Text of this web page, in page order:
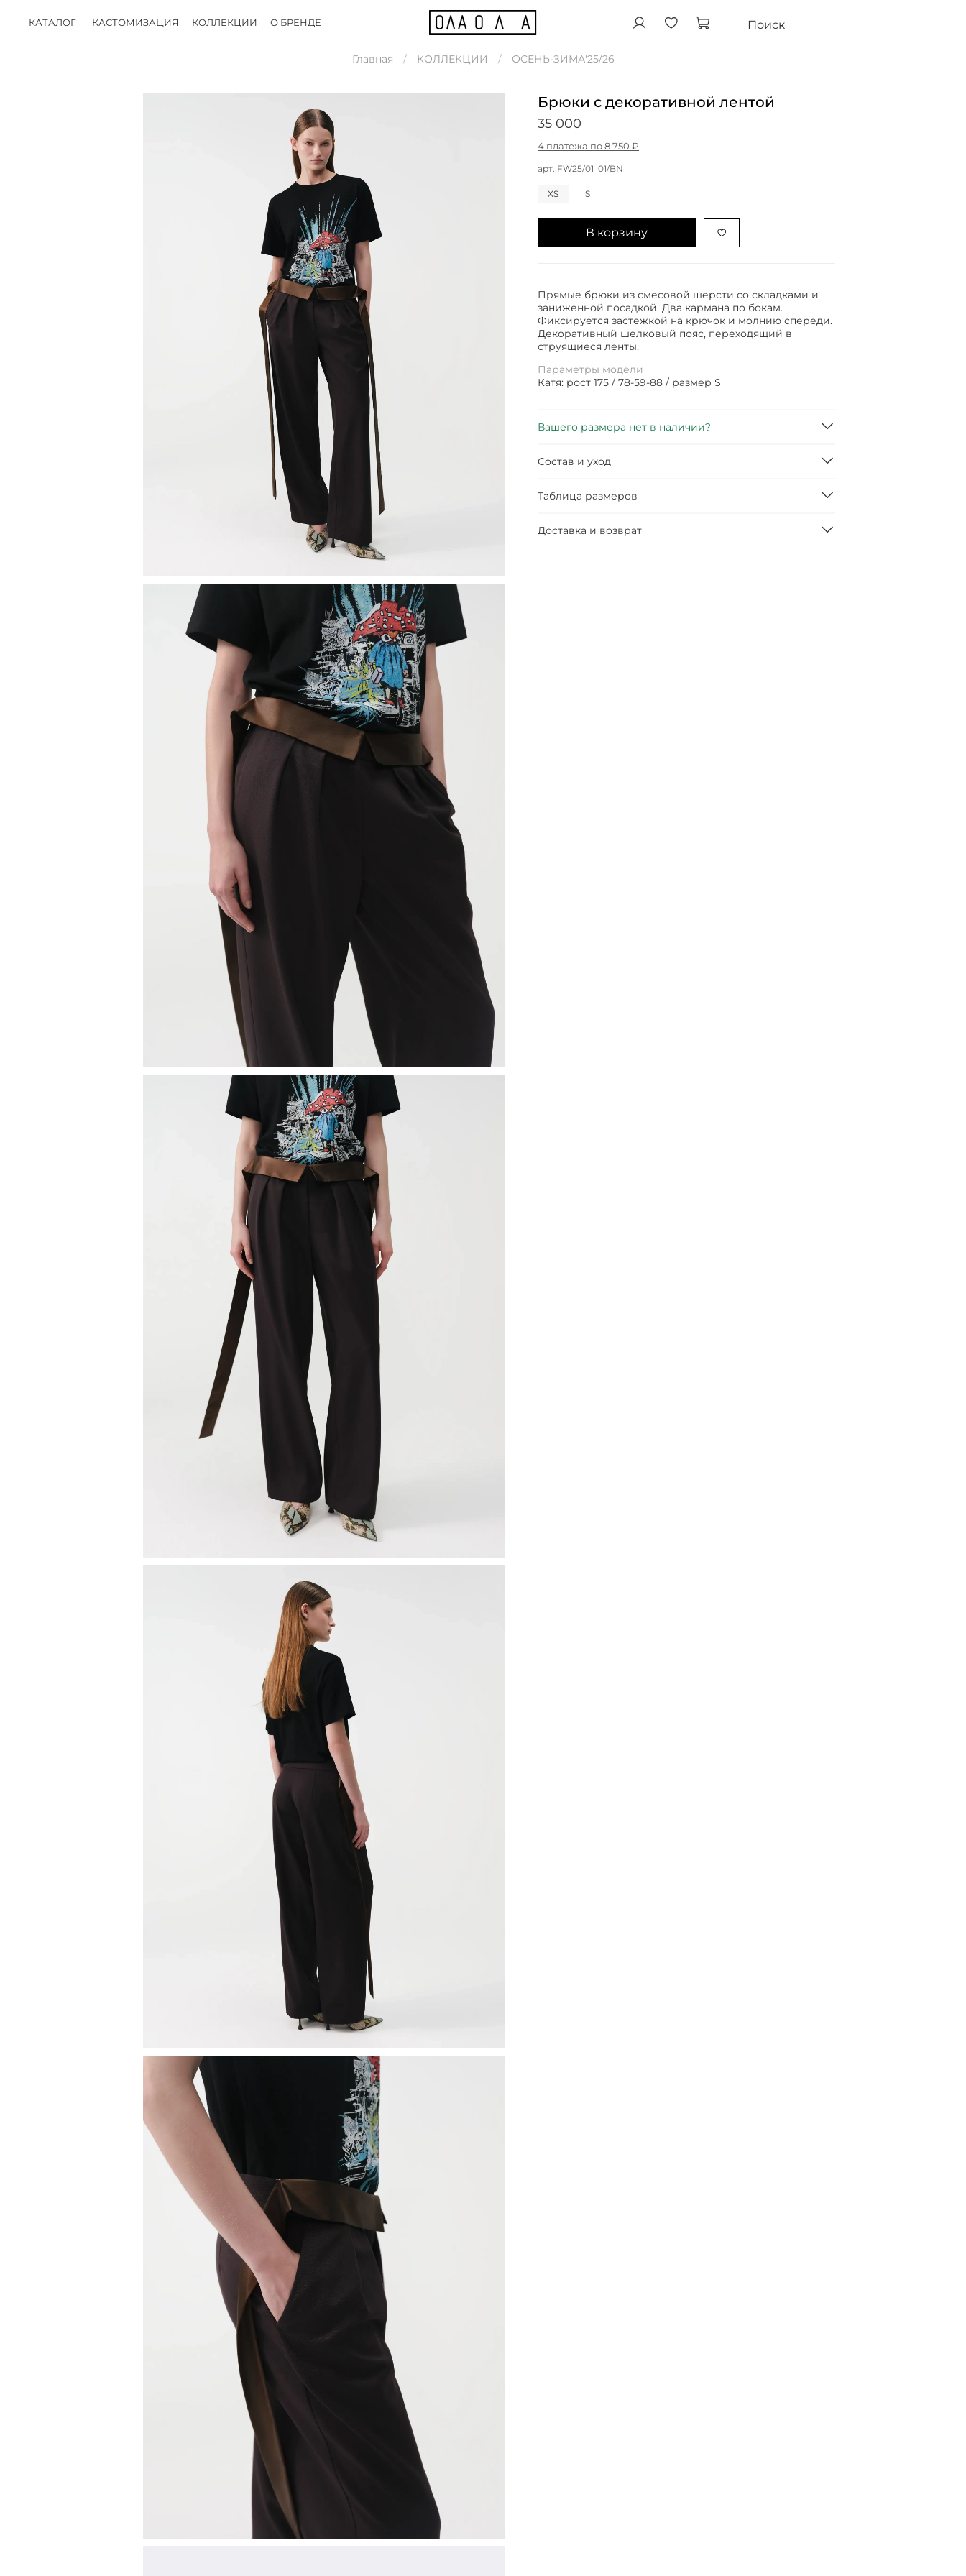
КАТАЛОГ КАСТОМИЗАЦИЯ КОЛЛЕКЦИИ О БРЕНДЕ
Главная КОЛЛЕКЦИИ ОСЕНЬ-ЗИМА'25/26
арт. FW25/01_01/BN
Брюки с декоративной лентой
35 000
4 платежа по 8 750 ₽
XS S
В корзину
Прямые брюки из смесовой шерсти со складками и
заниженной посадкой. Два кармана по бокам.
Фиксируется застежкой на крючок и молнию спереди.
Декоративный шелковый пояс, переходящий в
струящиеся ленты.
Параметры модели
Катя: рост 175 / 78-59-88 / размер S
Вашего размера нет в наличии?
Состав и уход
Таблица размеров
Доставка и возврат